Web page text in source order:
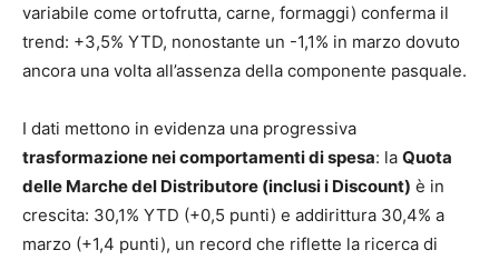
variabile come ortofrutta, carne, formaggi) conferma il
trend: +3,5% YTD, nonostante un -1,1% in marzo dovuto
ancora una volta all’assenza della componente pasquale.
I dati mettono in evidenza una progressiva
trasformazione nei comportamenti di spesa: la Quota
delle Marche del Distributore (inclusi i Discount) è in
crescita: 30,1% YTD (+0,5 punti) e addirittura 30,4% a
marzo (+1,4 punti), un record che riflette la ricerca di